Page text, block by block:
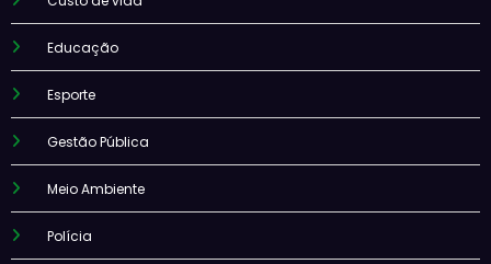
Educação
Esporte
Gestão Pública
Meio Ambiente
Polícia